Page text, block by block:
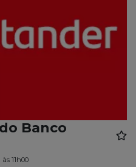
Banco
às 11h00